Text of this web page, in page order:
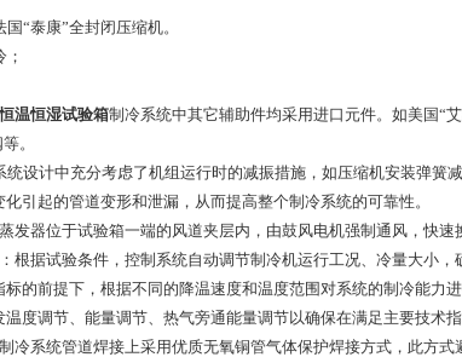
“泰康”全封闭压缩机。
恒温恒湿试验箱制冷系统中其它辅助件均采用进口元件。如美国“
。
统设计中充分考虑了机组运行时的减振措施，如压缩机安装弹簧
引起的管道变形和泄漏，从而提高整个制冷系统的可靠性。
发器位于试验箱一端的风道夹层内，由鼓风电机强制通风，快速
根据试验条件，控制系统自动调节制冷机运行工况、冷量大小
标的前提下，根据不同的降温速度和温度范围对系统的制冷能力
度调节、能量调节、热气旁通能量调节以确保在满足主要技术
冷系统管道焊接上采用优质无氧铜管气体保护焊接方式，此方